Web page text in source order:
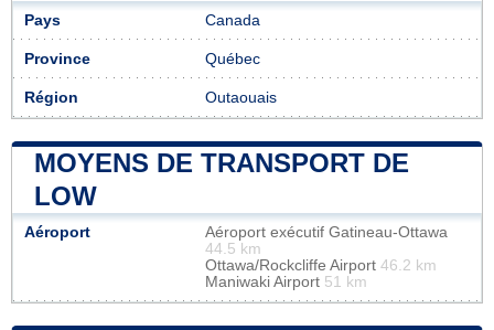
Pays Canada
Province Québec
Région Outaouais
MOYENS DE TRANSPORT DE
LOW
Aéroport
Aéroport exécutif Gatineau-Ottawa
44.5 km
Ottawa/Rockcliffe Airport 46.2 km
Maniwaki Airport 51 km